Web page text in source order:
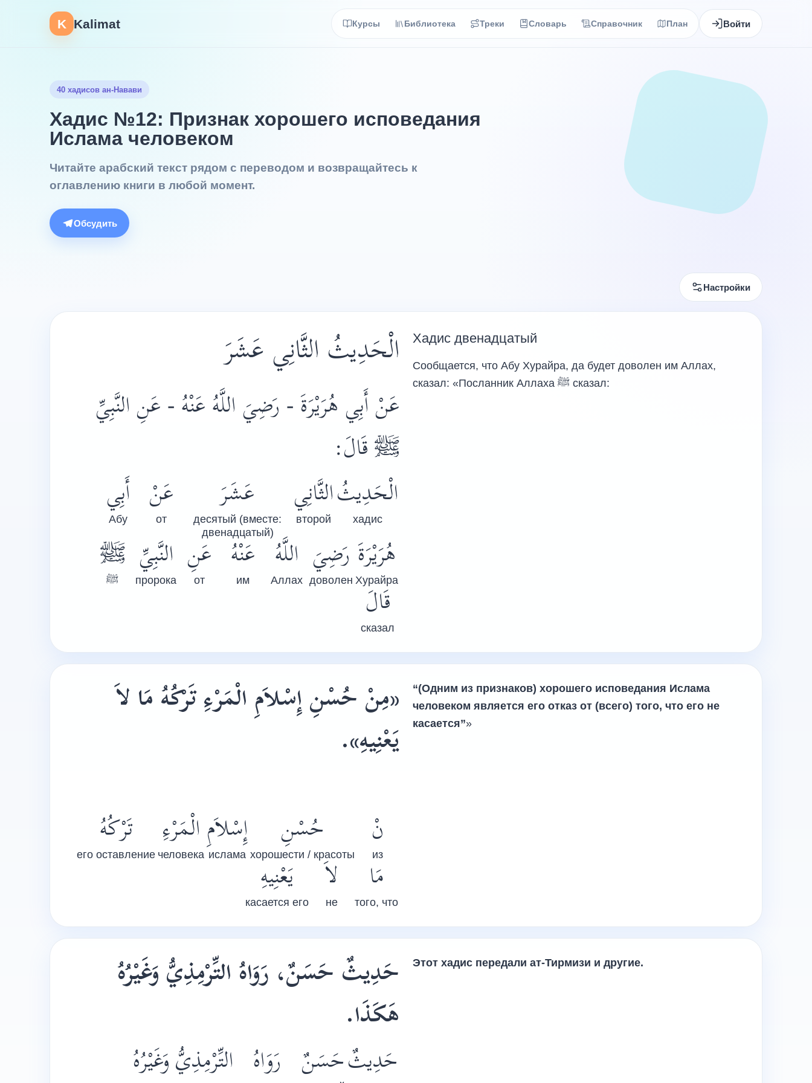
K Kalimat Курсы Библиотека Треки Словарь Справочник План Войти
40 хадисов ан-Навави
Хадис №12: Признак хорошего исповедания
Ислама человеком
Читайте арабский текст рядом с переводом и возвращайтесь к
оглавлению книги в любой момент.
Обсудить
Настройки
الْحَدِيثُ الثَّانِي عَشَرَ
عَنْ أَبِي هُرَيْرَةَ - رَضِيَ اللَّهُ عَنْهُ - عَنِ النَّبِيِّ
ﷺقَالَ:
الْحَدِيثُ
хадис
الثَّانِي
второй
عَشَرَ
десятый (вместе:
двенадцатый)
عَنْ
от
أَبِي
Абу
هُرَيْرَةَ
Хурайра
رَضِيَ
доволен
اللَّهُ
Аллах
عَنْهُ
им
عَنِ
от
النَّبِيِّ
пророка
ﷺ
ﷺ
قَالَ
сказал
Хадис двенадцатый
Сообщается, что Абу Хурайра, да будет доволен им Аллах,
сказал: «Посланник Аллаха ﷺ сказал:
«مِنْ حُسْنِ إِسْلاَمِ الْمَرْءِ تَرْكُهُ مَا لاَ
يَعْنِيهِ».
نْ
из
حُسْنِ
хорошести / красоты
إِسْلاَمِ
ислама
الْمَرْءِ
человека
تَرْكُهُ
его оставление
مَا
того, что
لاَ
не
يَعْنِيهِ
касается его
“(Одним из признаков) хорошего исповедания Ислама
человеком является его отказ от (всего) того, что его не
касается”»
حَدِيثٌ حَسَنٌ، رَوَاهُ التِّرْمِذِيُّ وَغَيْرُهُ
هَكَذَا.
حَدِيثٌحَسَنٌ رَوَاهُ التِّرْمِذِيُّوَغَيْرُهُ
Этот хадис передали ат-Тирмизи и другие.